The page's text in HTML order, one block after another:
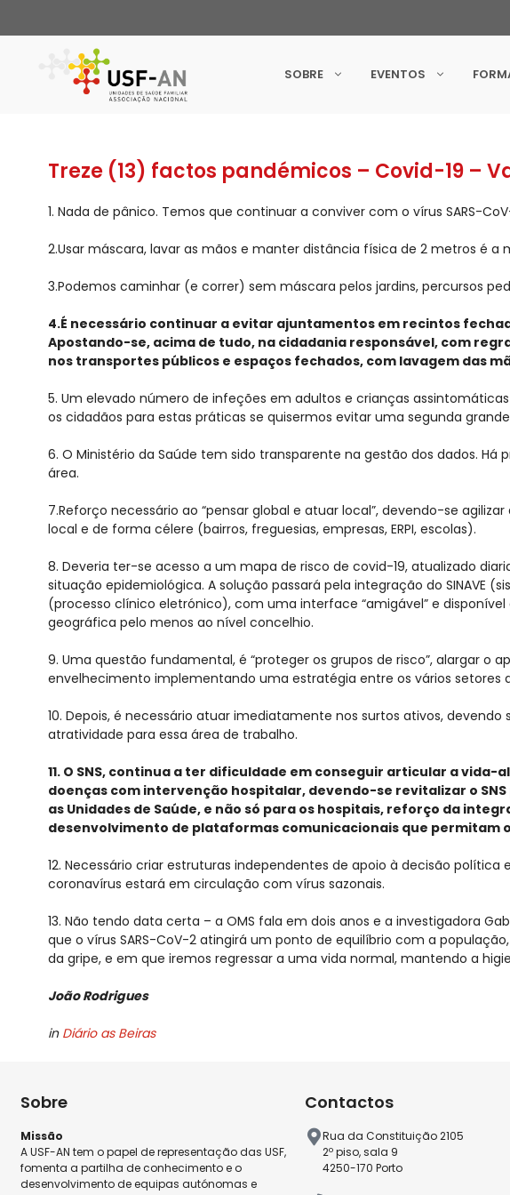
SOBRE EVENTOS
Treze (13) factos pandémicos – Covid-19 –
1. Nada de pânico. Temos que continuar a conviver com o vírus SARS-
2.Usar máscara, lavar as mãos e manter distância física de 2 metros é a
3.Podemos caminhar (e correr) sem máscara pelos jardins, percursos
4.É necessário continuar a evitar ajuntamentos em recintos
Apostando-se, acima de tudo, na cidadania responsável, com
nos transportes públicos e espaços fechados, com lavagem das
5. Um elevado número de infeções em adultos e crianças
os cidadãos para estas práticas se quisermos evitar uma segunda
6. O Ministério da Saúde tem sido transparente na gestão dos dados.
área.
7.Reforço necessário ao “pensar global e atuar local”, devendo-se
local e de forma célere (bairros, freguesias, empresas, ERPI, escolas).
8. Deveria ter-se acesso a um mapa de risco de covid-19, atualizado
situação epidemiológica. A solução passará pela integração do
(processo clínico eletrónico), com uma interface “amigável” e
geográfica pelo menos ao nível concelhio.
9. Uma questão fundamental, é “proteger os grupos de risco”, alargar o
envelhecimento implementando uma estratégia entre os vários setores
10. Depois, é necessário atuar imediatamente nos surtos ativos,
atratividade para essa área de trabalho.
11. O SNS, continua a ter dificuldade em conseguir articular a
doenças com intervenção hospitalar, devendo-se revitalizar o
as Unidades de Saúde, e não só para os hospitais, reforço da
desenvolvimento de plataformas comunicacionais que permitam
12. Necessário criar estruturas independentes de apoio à decisão
coronavírus estará em circulação com vírus sazonais.
13. Não tendo data certa – a OMS fala em dois anos e a investigadora
que o vírus SARS-CoV-2 atingirá um ponto de equilíbrio com a
da gripe, e em que iremos regressar a uma vida normal, mantendo a
João Rodrigues
in Diário as Beiras
Sobre
Missão
A USF-AN tem o papel de representação das USF,
fomenta a partilha de conhecimento e o
desenvolvimento de equipas autónomas e
Contactos
Rua da Constituição 2105
2º piso, sala 9
4250-170 Porto